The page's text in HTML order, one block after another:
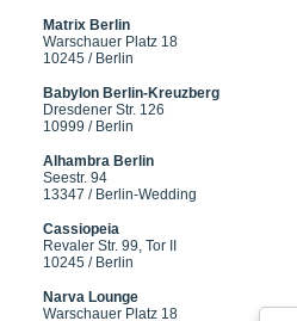
Matrix Berlin
Warschauer Platz 18
10245 / Berlin
Babylon Berlin-Kreuzberg
Dresdener Str. 126
10999 / Berlin
Alhambra Berlin
Seestr. 94
13347 / Berlin-Wedding
Cassiopeia
Revaler Str. 99, Tor II
10245 / Berlin
Narva Lounge
Warschauer Platz 18